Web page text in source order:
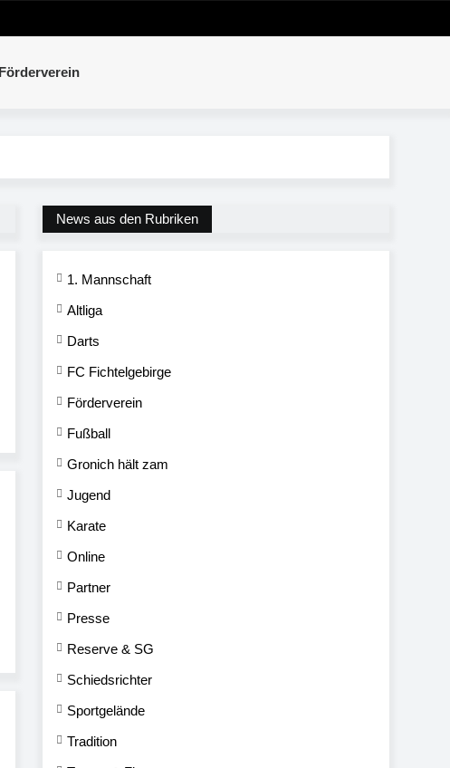
Förderverein
News aus den Rubriken
1. Mannschaft
Altliga
Darts
FC Fichtelgebirge
Förderverein
Fußball
Gronich hält zam
Jugend
Karate
Online
Partner
Presse
Reserve & SG
Schiedsrichter
Sportgelände
Tradition